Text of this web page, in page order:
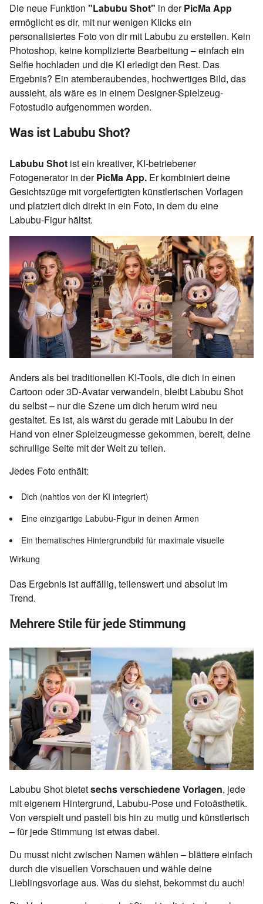
Die neue Funktion "Labubu Shot" in derPicMa App
ermöglicht es dir, mit nur wenigen Klicks ein
personalisiertes Foto von dir mit Labubu zu erstellen. Kein
Photoshop, keine komplizierte Bearbeitung – einfach ein
Selfie hochladen und die KI erledigt den Rest. Das
Ergebnis? Ein atemberaubendes, hochwertiges Bild, das
aussieht, als wäre es in einem Designer-Spielzeug-
Fotostudio aufgenommen worden.
Was ist Labubu Shot?
Labubu Shot ist ein kreativer, KI-betriebener
Fotogenerator in derPicMa App. Er kombiniert deine
Gesichtszüge mit vorgefertigten künstlerischen Vorlagen
und platziert dich direkt in ein Foto, in dem du eine
Labubu-Figur hältst.
Anders als bei traditionellen KI-Tools, die dich in einen
Cartoon oder 3D-Avatar verwandeln, bleibt Labubu Shot
du selbst – nur die Szene um dich herum wird neu
gestaltet. Es ist, als wärst du gerade mit Labubu in der
Hand von einer Spielzeugmesse gekommen, bereit, deine
schrullige Seite mit der Welt zu teilen.
Jedes Foto enthält:
Dich (nahtlos von der KI integriert)
Eine einzigartige Labubu-Figur in deinen Armen
Ein thematisches Hintergrundbild für maximale visuelle
Wirkung
Das Ergebnis ist auffällig, teilenswert und absolut im
Trend.
Mehrere Stile für jede Stimmung
Labubu Shot bietetsechs verschiedene Vorlagen, jede
mit eigenem Hintergrund, Labubu-Pose und Fotoästhetik.
Von verspielt und pastell bis hin zu mutig und künstlerisch
– für jede Stimmung ist etwas dabei.
Du musst nicht zwischen Namen wählen – blättere einfach
durch die visuellen Vorschauen und wähle deine
Lieblingsvorlage aus. Was du siehst, bekommst du auch!